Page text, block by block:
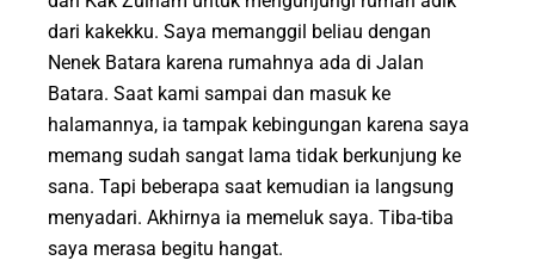
dari kakekku. Saya memanggil beliau dengan
Nenek Batara karena rumahnya ada di Jalan
Batara. Saat kami sampai dan masuk ke
halamannya, ia tampak kebingungan karena saya
memang sudah sangat lama tidak berkunjung ke
sana. Tapi beberapa saat kemudian ia langsung
menyadari. Akhirnya ia memeluk saya. Tiba-tiba
saya merasa begitu hangat.